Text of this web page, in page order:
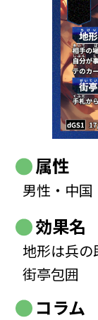
属性
男性・中
効果名
地形は兵の
街亭包囲
コラム